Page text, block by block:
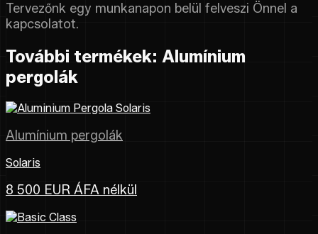
Tervezőnk egy munkanapon belül felveszi Önnel a
kapcsolatot.
További termékek: Alumínium
pergolák
Alumínium pergolák
Solaris
8 500 EUR ÁFA nélkül